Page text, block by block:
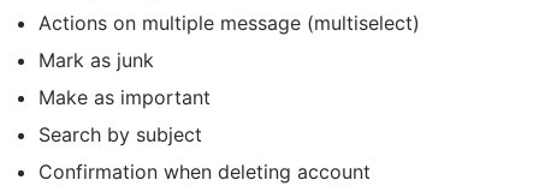
Actions on multiple message (multiselect)
Mark as junk
Make as important
Search by subject
Confirmation when deleting account